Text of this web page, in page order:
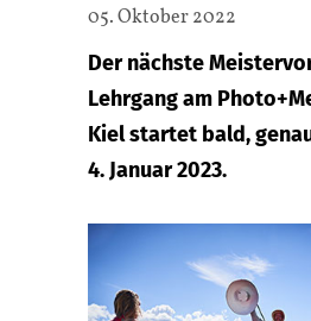
05. Oktober 2022
Der nächste
Lehrgang am
Kiel startet bald,
4. Januar 2023.